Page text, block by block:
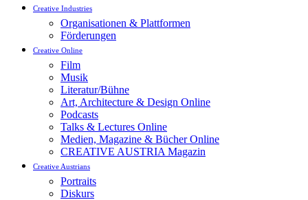
Creative Industries
Organisationen & Plattformen
Förderungen
Creative Online
Film
Musik
Literatur/Bühne
Art, Architecture & Design Online
Podcasts
Talks & Lectures Online
Medien, Magazine & Bücher Online
CREATIVE AUSTRIA Magazin
Creative Austrians
Portraits
Diskurs